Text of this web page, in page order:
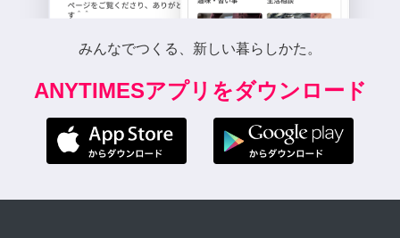
みんなでつくる、新しい暮らしかた。
ANYTIMESアプリをダウンロード